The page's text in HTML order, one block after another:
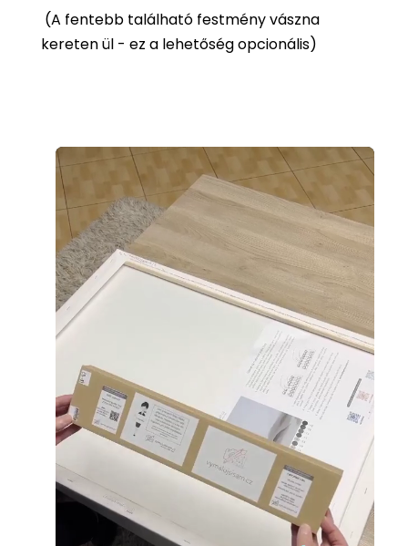
(A fentebb található festmény vászna
kereten ül - ez a lehetőség opcionális)